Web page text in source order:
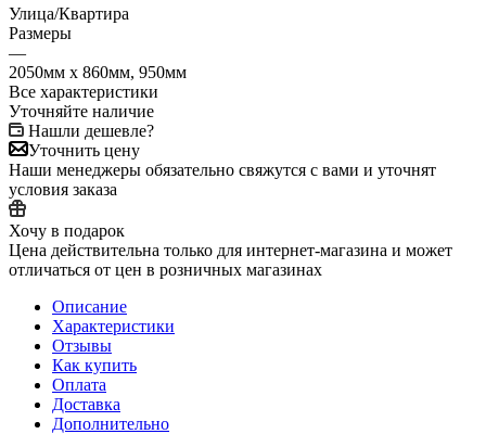
Улица/Квартира
Размеры
—
2050мм х 860мм, 950мм
Все характеристики
Уточняйте наличие
Нашли дешевле?
Уточнить цену
Наши менеджеры обязательно свяжутся с вами и уточнят
условия заказа
Хочу в подарок
Цена действительна только для интернет-магазина и может
отличаться от цен в розничных магазинах
Описание
Характеристики
Отзывы
Как купить
Оплата
Доставка
Дополнительно